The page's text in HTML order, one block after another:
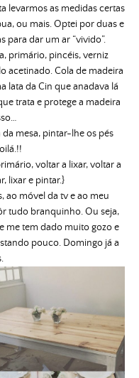
levarmos as medidas certas
ou mais. Optei por duas e
para dar um ar “vivido”.
primário, pincéis, verniz
acetinado. Cola de madeira
lata da Cin que anadava lá
trata e protege a madeira
mesa, pintar-lhe os pés
voltar a lixar, voltar a
lixar e pintar.}
ao móvel da tv e ao meu
tudo branquinho. Ou seja,
me tem dado muito gozo e
pouco. Domingo já a